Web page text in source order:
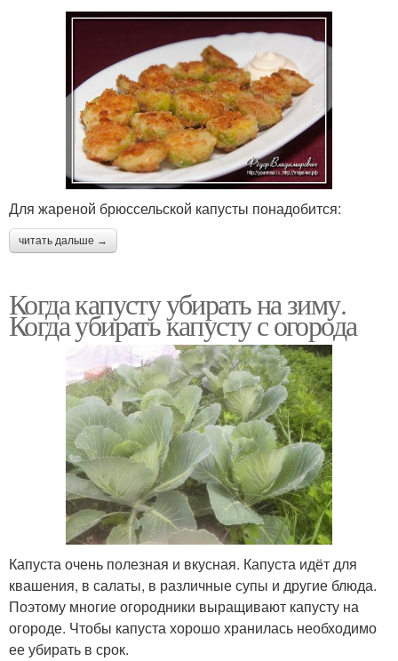
Для жареной брюссельской капусты понадобится:
читать дальше →
Когда капусту убирать на зиму.
Когда убирать капусту с огорода
Капуста очень полезная и вкусная. Капуста идёт для
квашения, в салаты, в различные супы и другие блюда.
Поэтому многие огородники выращивают капусту на
огороде. Чтобы капуста хорошо хранилась необходимо
ее убирать в срок.